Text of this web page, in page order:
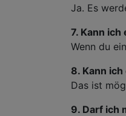
Ja. Es
7. Kann
Wenn du
8. Kann
Das ist
9. Darf ich